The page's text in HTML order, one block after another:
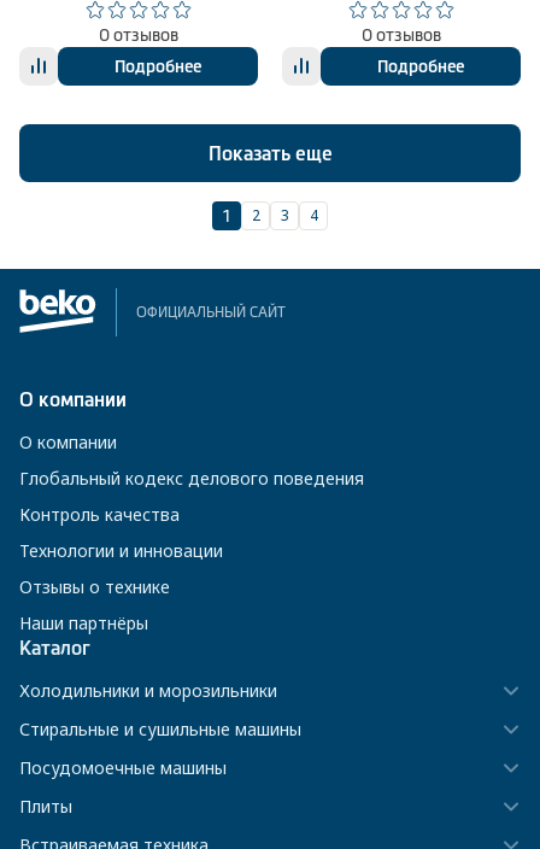
0 отзывов
Подробнее
0 отзывов
Подробнее
Показать еще
1 2 3 4
ОФИЦИАЛЬНЫЙ САЙТ
О компании
О компании
Глобальный кодекс делового поведения
Контроль качества
Технологии и инновации
Отзывы о технике
Наши партнёры
Каталог
Холодильники и морозильники
Стиральные и сушильные машины
Посудомоечные машины
Плиты